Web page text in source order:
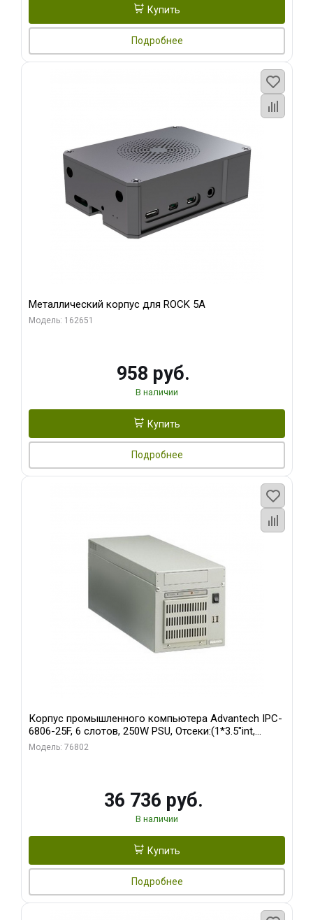
Купить
Подробнее
Металлический корпус для ROCK 5A
Модель: 162651
958 руб.
В наличии
Купить
Подробнее
Корпус промышленного компьютера Advantech IPC-
6806-25F, 6 слотов, 250W PSU, Отсеки:(1*3.5"int,
1*3.5"ext)
Модель: 76802
36 736 руб.
В наличии
Купить
Подробнее